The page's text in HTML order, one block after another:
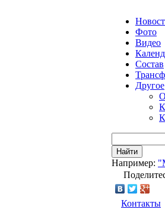
Фото
Видео
Состав
Другое
Найти
Например:
Контакты